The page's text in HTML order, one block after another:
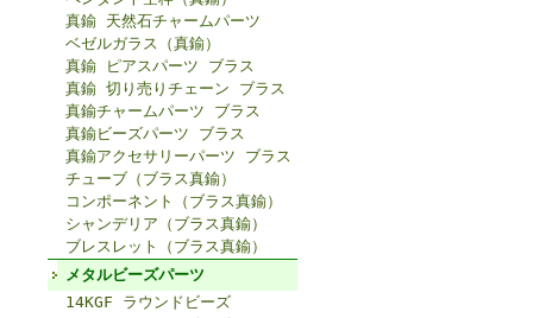
真鍮 天然石チャームパーツ
ベゼルガラス（真鍮）
真鍮 ピアスパーツ ブラス
真鍮 切り売りチェーン ブラス
真鍮チャームパーツ ブラス
真鍮ビーズパーツ ブラス
真鍮アクセサリーパーツ ブラス
チューブ（ブラス真鍮）
コンポーネント（ブラス真鍮）
シャンデリア（ブラス真鍮）
ブレスレット（ブラス真鍮）
メタルビーズパーツ
14KGF ラウンドビーズ